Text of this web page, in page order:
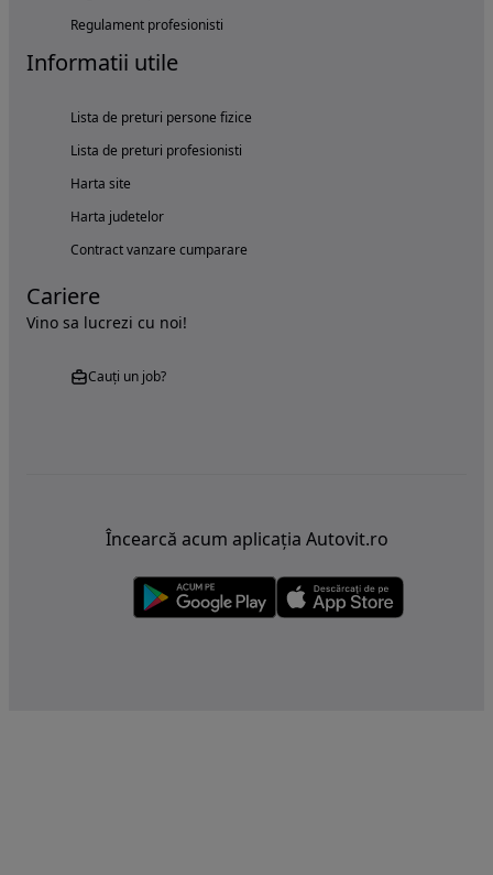
Regulament profesionisti
Informatii utile
Lista de preturi persone fizice
Lista de preturi profesionisti
Harta site
Harta judetelor
Contract vanzare cumparare
Cariere
Vino sa lucrezi cu noi!
Cauți un job?
Încearcă acum aplicația Autovit.ro